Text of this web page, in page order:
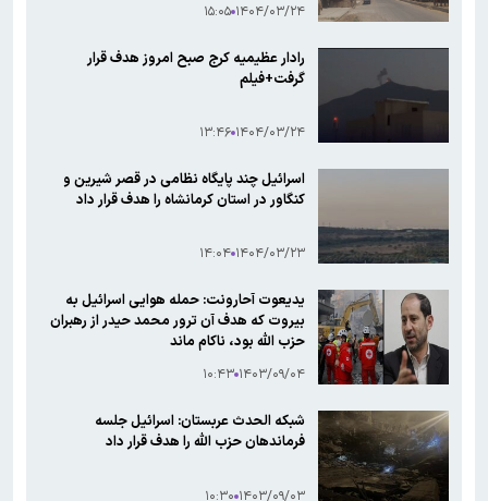
۱۴۰۴/۰۳/۲۴ ۱۵:۰۵
رادار عظیمیه کرج صبح امروز هدف قرار
گرفت+فیلم
۱۴۰۴/۰۳/۲۴ ۱۳:۴۶
اسرائیل چند پایگاه نظامی در قصر شیرین و
کنگاور در استان کرمانشاه را هدف قرار داد
۱۴۰۴/۰۳/۲۳ ۱۴:۰۴
یدیعوت آحارونت: حمله هوایی اسرائیل به
بیروت که هدف آن ترور محمد حیدر از رهبران
حزب الله بود، ناکام ماند
۱۴۰۳/۰۹/۰۴ ۱۰:۴۳
شبکه الحدث عربستان: اسرائیل جلسه
فرماندهان حزب الله را هدف قرار داد
۱۴۰۳/۰۹/۰۳ ۱۰:۳۰